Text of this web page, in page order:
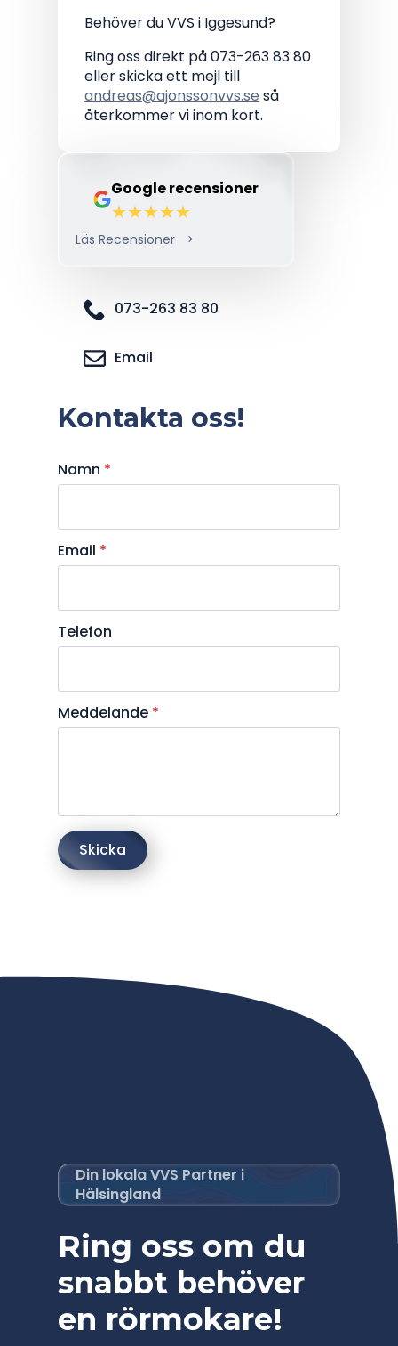
Behöver du VVS i Iggesund?
Ring oss direkt på 073-263 83 80
eller skicka ett mejl till
andreas@ajonssonvvs.se så
återkommer vi inom kort.
Google recensioner
Läs Recensioner
073-263 83 80
Email
Kontakta oss!
Namn *
Email *
Telefon
Meddelande *
Skicka
Din lokala VVS Partner i
Hälsingland
Ring oss om du
snabbt behöver
en rörmokare!